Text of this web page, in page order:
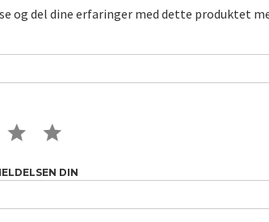
og del dine erfaringer med dette produktet
4 STAR5 STAR
DIN